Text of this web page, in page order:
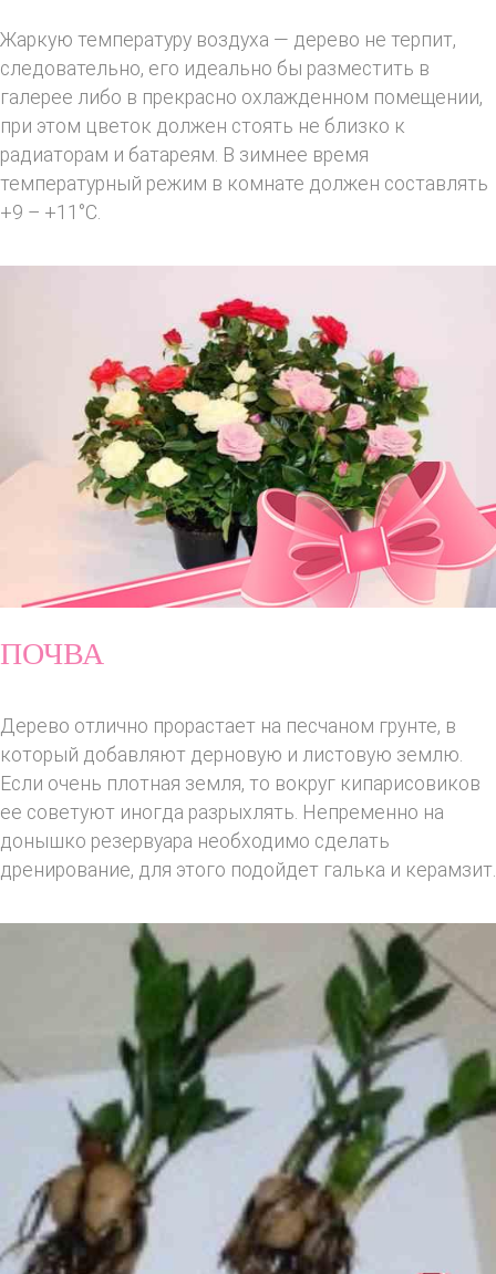
Жаркую температуру воздуха — дерево не терпит,
следовательно, его идеально бы разместить в
галерее либо в прекрасно охлажденном помещении,
при этом цветок должен стоять не близко к
радиаторам и батареям. В зимнее время
температурный режим в комнате должен составлять
+9 – +11°C.
ПОЧВА
Дерево отлично прорастает на песчаном грунте, в
который добавляют дерновую и листовую землю.
Если очень плотная земля, то вокруг кипарисовиков
ее советуют иногда разрыхлять. Непременно на
донышко резервуара необходимо сделать
дренирование, для этого подойдет галька и керамзит.